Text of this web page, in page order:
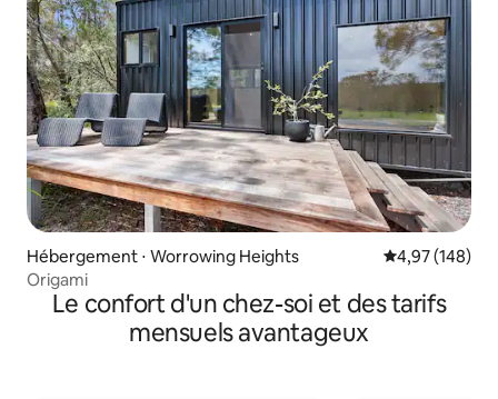
Hébergement ⋅ Worrowing Heights Évaluation
4,97 (148)
Origami
Le confort d'un chez-soi et des tarifs
mensuels avantageux